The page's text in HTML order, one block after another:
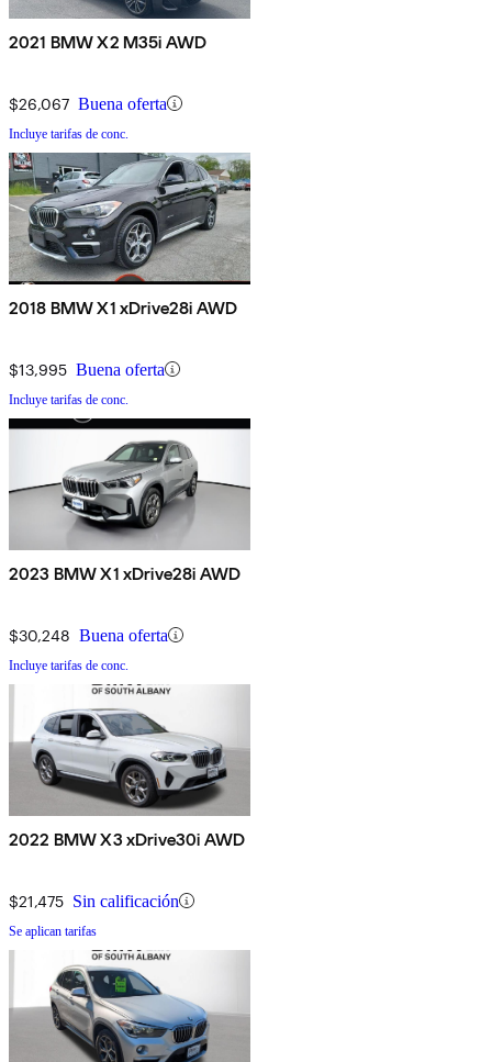
2021 BMW X2 M35i AWD
$26,067 Buena oferta
Incluye tarifas de conc.
2018 BMW X1 xDrive28i AWD
$13,995 Buena oferta
Incluye tarifas de conc.
2023 BMW X1 xDrive28i AWD
$30,248 Buena oferta
Incluye tarifas de conc.
2022 BMW X3 xDrive30i AWD
$21,475 Sin calificación
Se aplican tarifas